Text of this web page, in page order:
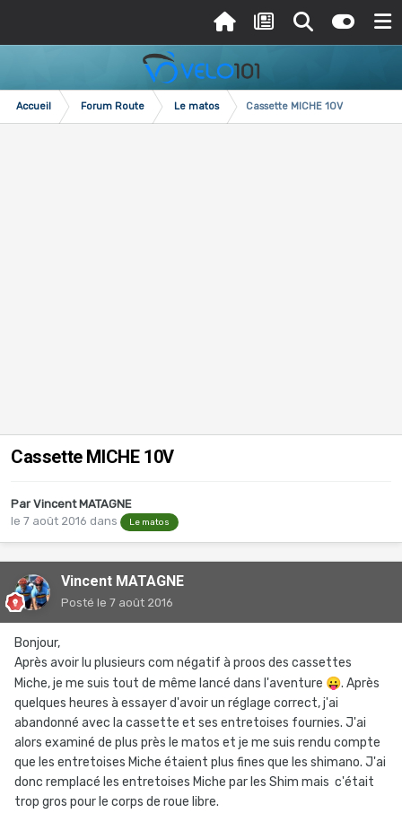
Accueil Forum Route Le matos Cassette MICHE 10V
Cassette MICHE 10V
Par Vincent MATAGNE
le 7 août 2016 dans Le matos
Vincent MATAGNE
Posté le 7 août 2016
Bonjour,
Après avoir lu plusieurs com négatif à proos des cassettes
Miche, je me suis tout de même lancé dans l'aventure 😛. Après
quelques heures à essayer d'avoir un réglage correct, j'ai
abandonné avec la cassette et ses entretoises fournies. J'ai
alors examiné de plus près le matos et je me suis rendu compte
que les entretoises Miche étaient plus fines que les shimano. J'ai
donc remplacé les entretoises Miche par les Shim mais c'était
trop gros pour le corps de roue libre.